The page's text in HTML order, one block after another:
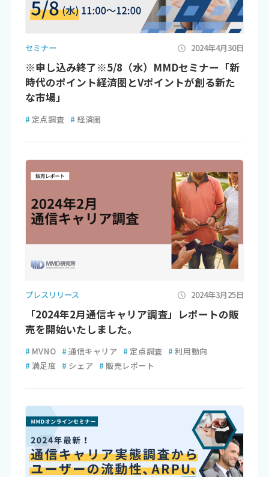
セミナー 2024年4月30日
※申し込み終了※5/8（水）MMDセミナー「新
時代のポイント経済圏とVポイントが創る新た
な市場」
# 定点調査 # 経済圏
プレスリリース 2024年3月25日
「2024年2月通信キャリア調査」レポートの販
売を開始いたしました。
# MVNO # 通信キャリア # 定点調査 # 利用動向
# 満足度 # シェア # 販売レポート